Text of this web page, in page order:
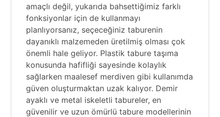
amaçlı değil, yukarıda bahsettiğimiz farklı
fonksiyonlar için de kullanmayı
planlıyorsanız, seçeceğiniz taburenin
dayanıklı malzemeden üretilmiş olması çok
önemli hale geliyor. Plastik tabure taşıma
konusunda hafifliği sayesinde kolaylık
sağlarken maalesef merdiven gibi kullanımda
güven oluşturmaktan uzak kalıyor. Demir
ayaklı ve metal iskeletli tabureler, en
güvenilir ve uzun ömürlü tabure modellerinin